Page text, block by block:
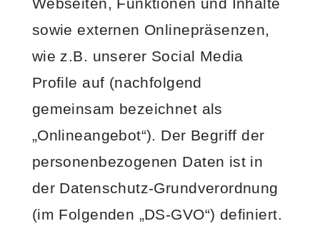
sowie externen Onlinepräsenzen,
wie z.B. unserer Social Media
Profile auf (nachfolgend
gemeinsam bezeichnet als
„Onlineangebot“). Der Begriff der
personenbezogenen Daten ist in
der Datenschutz-Grundverordnung
(im Folgenden „DS-GVO“) definiert.